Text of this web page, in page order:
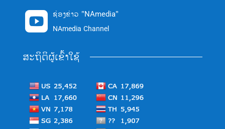
 ຊ່ອງຂ່າວ "NAmedia"
NAmedia Channel
ສະຖິຕິຜູ້ເຂົ້າໃຊ້